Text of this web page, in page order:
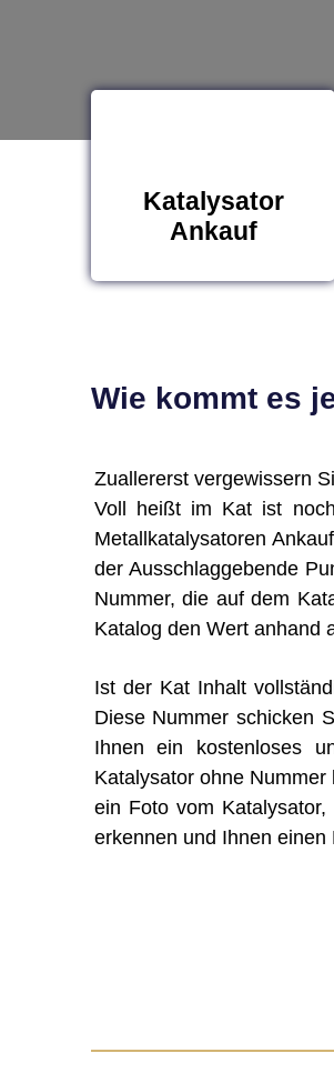
Katalysator
Ankauf
Wie kommt es
Zuallererst vergewissern
Voll heißt im Kat ist
Metallkatalysatoren
der Ausschlaggebende
Nummer, die auf dem
Katalog den Wert anhand
Ist der Kat Inhalt
Diese Nummer schicken
Ihnen ein kostenloses
Katalysator ohne
ein Foto vom
erkennen und Ihnen einen